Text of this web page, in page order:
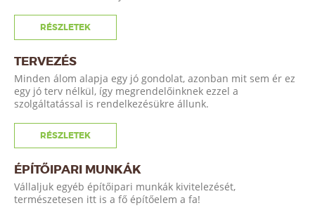
RÉSZLETEK
TERVEZÉS
Minden álom alapja egy jó gondolat, azonban mit sem ér ez
egy jó terv nélkül, így megrendelőinknek ezzel a
szolgáltatással is rendelkezésükre állunk.
RÉSZLETEK
ÉPÍTŐIPARI MUNKÁK
Vállaljuk egyéb építőipari munkák kivitelezését,
természetesen itt is a fő építőelem a fa!